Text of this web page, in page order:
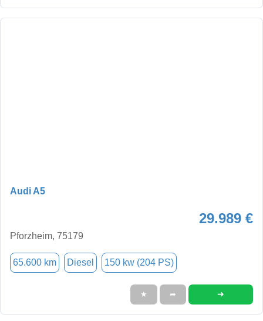
Audi A5
29.989 €
Pforzheim, 75179
65.600 km Diesel 150 kw (204 PS)
★ ➦ ➜